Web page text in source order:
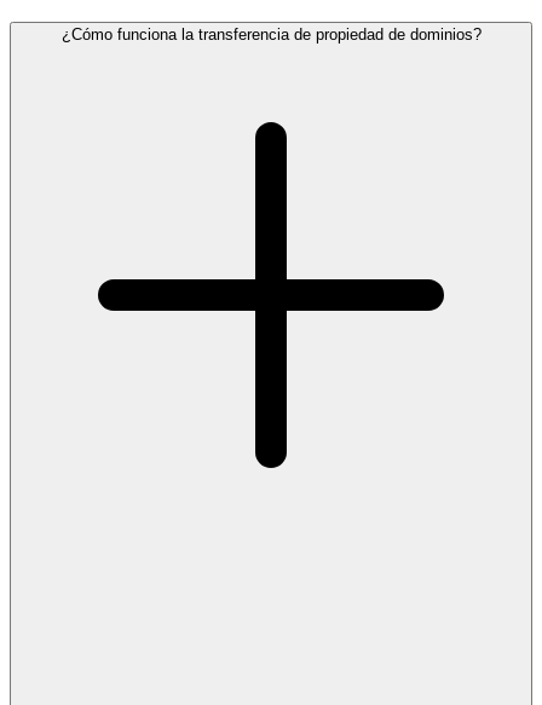
¿Cómo funciona la transferencia de propiedad de dominios?